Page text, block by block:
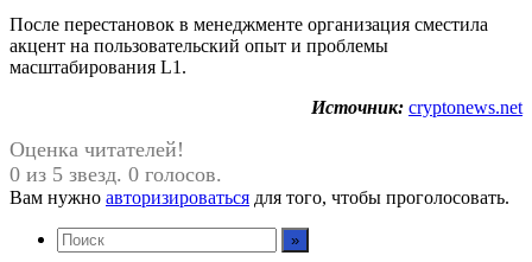
После перестановок в менеджменте организация сместила
акцент на пользовательский опыт и проблемы
масштабирования L1.
Источник: cryptonews.net
Оценка читателей!
0 из 5 звезд. 0 голосов.
Вам нужно авторизироваться для того, чтобы проголосовать.